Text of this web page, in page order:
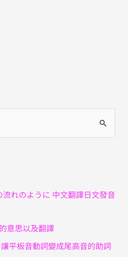
れのように 中文翻譯日文發音
意思以及翻譯
平板音動詞變成尾高音的助詞